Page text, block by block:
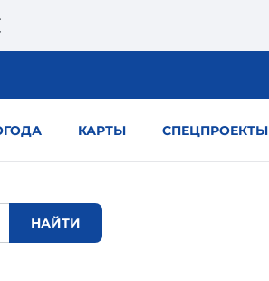
КАРТЫ СПЕЦПРОЕКТЫ